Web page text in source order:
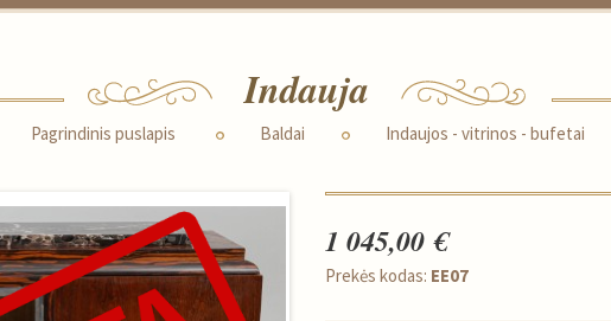
Indauja
Pagrindinis puslapis Baldai Indaujos - vitrinos - bufetai
1 045,00 €
Prekės kodas: EE07